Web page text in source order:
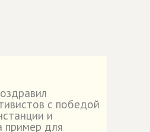
с победой
и
пример для